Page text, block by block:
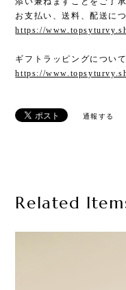
お支払い、送料、配送に
https://
ギフトラッピングについ
https://
通報する
Related